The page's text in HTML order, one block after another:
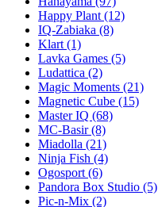
Happy Plant (12)
IQ-Zabiaka (8)
Klart (1)
Lavka Games (5)
Ludattica (2)
Magic Moments (21)
Magnetic Cube (15)
Master IQ (68)
MC-Basir(8)
Miadolla (21)
Ninja Fish (4)
Ogosport (6)
Pandora Box Studio (5)
Pic-n-Mix (2)